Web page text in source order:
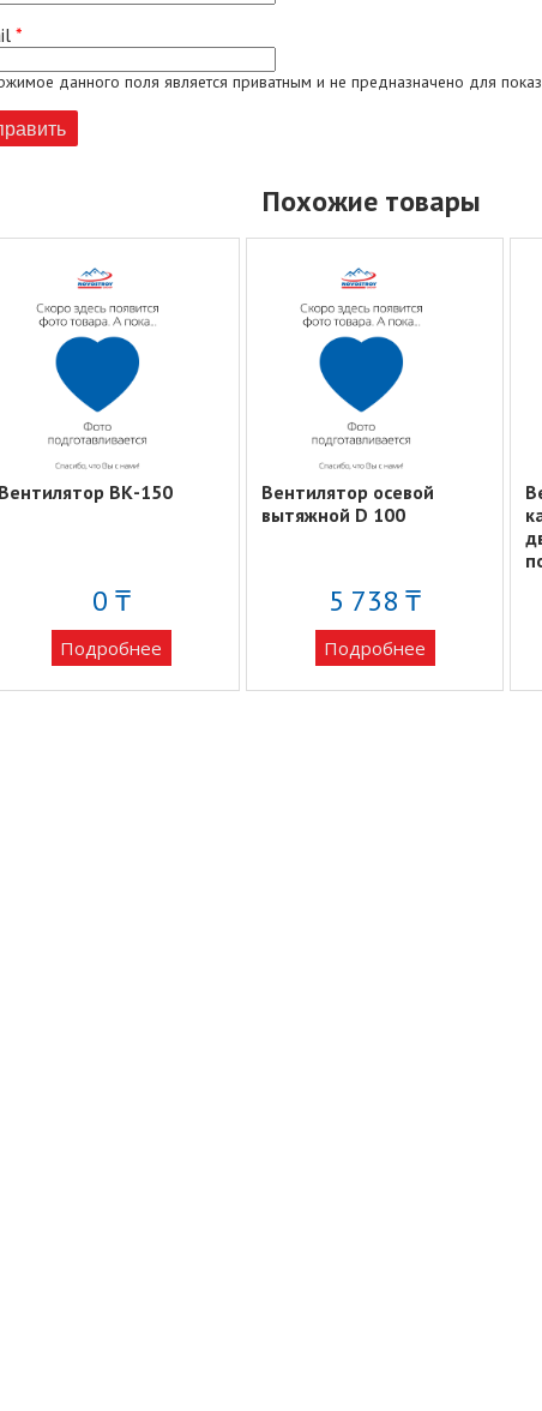
*
данного поля является приватным и не предназначено для
Похожие товары
Вентилятор ВК-150
0 ₸
Подробнее
Вентилятор осевой
вытяжной D 100
5 738 ₸
Подробнее